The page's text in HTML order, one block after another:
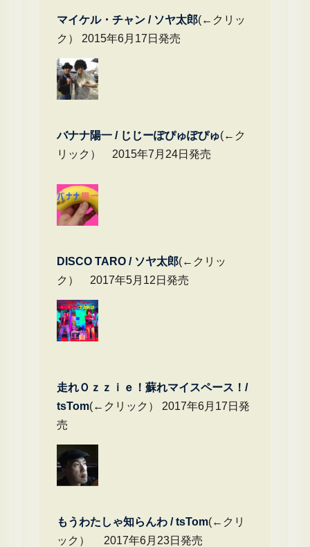
マイケル・チャ ン / ソヤ太郎(←クリッ
ク） 2015年6月17日発売
バナナ陽一 / じじーぽぴゅぽぴゅ(←ク
リック） 2015年7月24日発売
DISCO TARO / ソヤ太郎(←クリッ
ク） 2017年5月12日発売
走れＯｚｚｉｅ！蘇れマイスペース！/
tsTom(←クリック） 2017年6月17日発
売
もうわたしゃ知らんわ / tsTom(←クリ
ック） 2017年6月23日発売